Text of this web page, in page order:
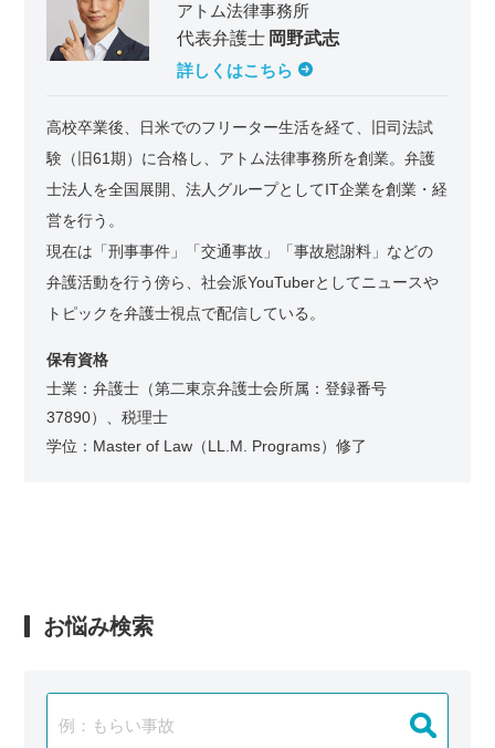
アトム法律事務所
代表弁護士 岡野武志
詳しくはこちら
高校卒業後、日米でのフリーター生活を経て、旧司法試
験（旧61期）に合格し、アトム法律事務所を創業。弁護
士法人を全国展開、法人グループとしてIT企業を創業・経
営を行う。
現在は「刑事事件」「交通事故」「事故慰謝料」などの
弁護活動を行う傍ら、社会派YouTuberとしてニュースや
トピックを弁護士視点で配信している。
保有資格
士業：弁護士（第二東京弁護士会所属：登録番号
37890）、税理士
学位：Master of Law（LL.M. Programs）修了
お悩み検索